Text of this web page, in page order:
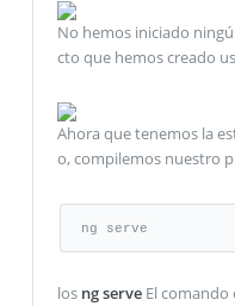
No hemos iniciado
cto que hemos creado
Ahora que tenemos la
o, compilemos nuestro
ng serve
los ng serveEl comando